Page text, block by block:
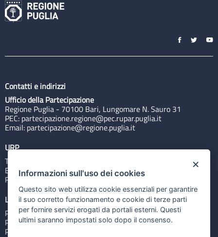
Contatti e indirizzi
Ufficio della Partecipazione
Regione Puglia - 70100 Bari, Lungomare N. Sauro 31
PEC: partecipazione.regione@pec.rupar.puglia.it
Email: partecipazione@regione.puglia.it
URP
Tel: 800713939
Email:quiregione@regione.puglia.it
Rubrica
Link utili
Portale Istituzionale
PO FESR Puglia 2014-2020
PSR Puglia 2014-2020
×
Informazioni sull'uso dei cookies
Questo sito web utilizza cookie essenziali per garantire
il suo corretto funzionamento e cookie di terze parti
per fornire servizi erogati da portali esterni. Questi
ultimi saranno impostati solo dopo il consenso.